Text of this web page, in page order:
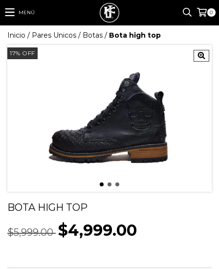
MENÚ 0
Inicio / Pares Unicos / Botas / Bota high top
17% OFF
BOTA HIGH TOP
$5,999.00 $4,999.00